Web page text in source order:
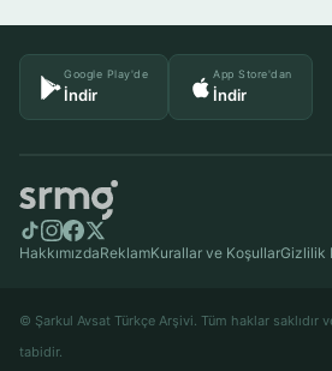
Google Play'de
İndir
App Store'dan
İndir
HakkımızdaReklamKurallar ve KoşullarGizlilik
© Şarkul Avsat Türkçe Arşivi. Tüm haklar saklıdır
tabidir.